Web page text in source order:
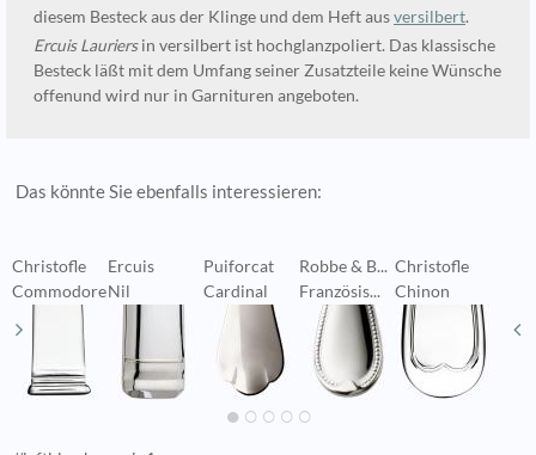
diesem Besteck aus der Klinge und dem Heft ausversilbert.
Ercuis Lauriersin versilbert ist hochglanzpoliert. Das klassische
Besteck läßt mit dem Umfang seiner Zusatzteile keine Wünsche
offenund wird nur in Garnituren angeboten.
Das könnte Sie ebenfalls interessieren:
Christofle
Commodore
Ercuis
Nil
Puiforcat
Cardinal
Robbe & B...
Französis...
Christofle
Chinon